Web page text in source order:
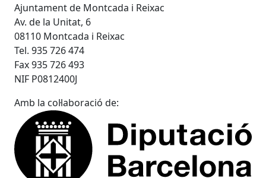
Ajuntament de Montcada i Reixac
Av. de la Unitat, 6
08110 Montcada i Reixac
Tel. 935 726 474
Fax 935 726 493
NIF P0812400J
Amb la col·laboració de: